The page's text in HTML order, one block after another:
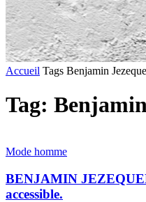
Accueil Tags Benjamin
Tag:
Mode homme
BENJAMIN
accessible.